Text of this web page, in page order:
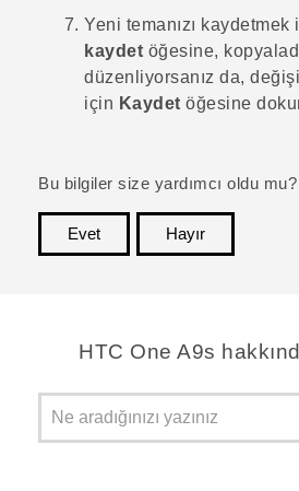
Yeni temanızı kaydetmek
kaydet öğesine,
düzenliyorsanız da,
için Kaydet öğesine
Bu bilgiler size yardımcı oldu mu?
Evet
Hayır
HTC One A9s